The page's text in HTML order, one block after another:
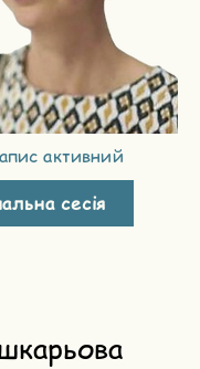
активний
сесія